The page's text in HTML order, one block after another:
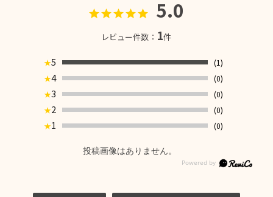
5.0
レビュー件数： 1件
★5
(1)
★4
(0)
★3
(0)
★2
(0)
★1 (0)
投稿画像はありません。